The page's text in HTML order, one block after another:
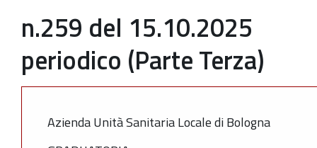
n.259 del 15.10.2025
periodico (Parte Terza)
Azienda Unità Sanitaria Locale di Bologna